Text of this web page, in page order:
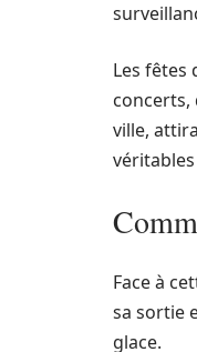
Les fêtes
concerts,
ville,
Face à
sa sortie
glace.